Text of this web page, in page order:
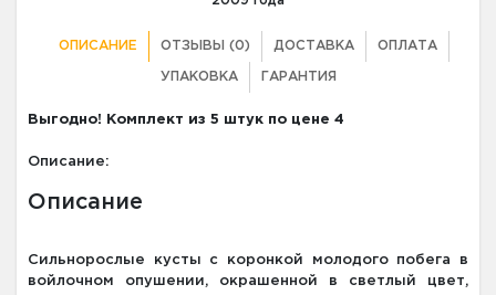
ОПИСАНИЕ ОТЗЫВЫ (0) ДОСТАВКА ОПЛАТА
УПАКОВКА ГАРАНТИЯ
Выгодно! Комплект из 5 штук по цене 4
Описание:
Описание
Сильнорослые кусты с коронкой молодого побега в
войлочном опушении, окрашенной в светлый цвет,